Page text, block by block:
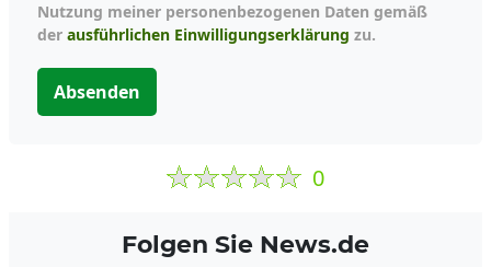
Nutzung meiner personenbezogenen Daten gemäß
der ausführlichen Einwilligungserklärung zu.
Absenden
0
Folgen Sie News.de